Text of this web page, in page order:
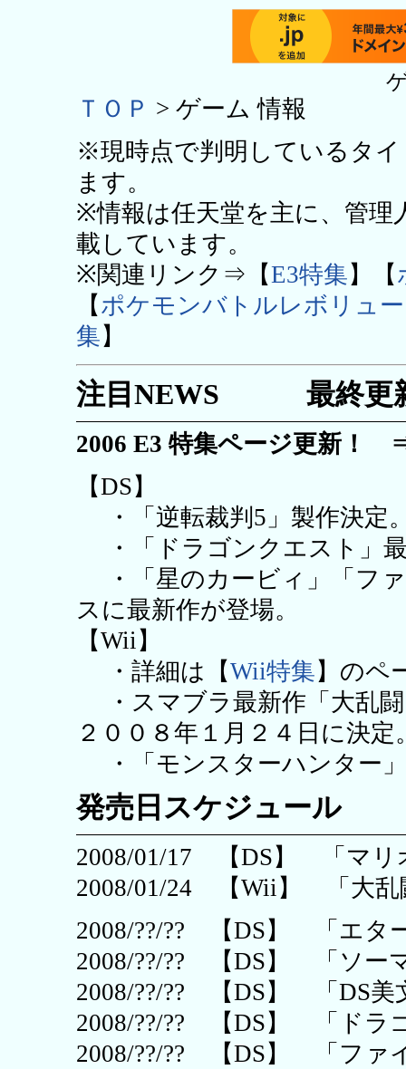
ＴＯＰ > ゲーム 情報
※現時点で判明しているタ
ます。
※情報は任天堂を主に、管理
載しています。
※関連リンク⇒【E3特集 】【
【 ポケモンバトルレボリュ
集 】
注目NEWS 最終
2006 E3 特集ページ更
【DS】
・「逆転裁判5」製作決定
・「ドラゴンクエスト」最
・「星のカービィ」「フ
スに最新作が登場。
【Wii】
・詳細は【Wii特集 】のペ
・スマブラ最新作「大乱
２００８年１月２４日に決定
・「モンスターハンター
発売日スケジュール
2008/01/17 【DS】 「マリ
2008/01/24 【Wii】 「大乱
2008/??/?? 【DS】 「エタ
2008/??/?? 【DS】 「ソー
2008/??/?? 【DS】 「DS美
2008/??/?? 【DS】 「ドラ
2008/??/?? 【DS】 「ファ